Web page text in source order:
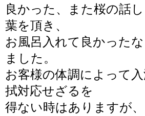
良かった、また桜の話
葉を頂き、
お風呂入れて良かった
ました。
お客様の体調によって
拭対応せざるを
得ない時はありますが、